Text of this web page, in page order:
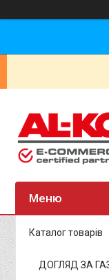
Каталог товарів
ДОГЛЯД ЗА